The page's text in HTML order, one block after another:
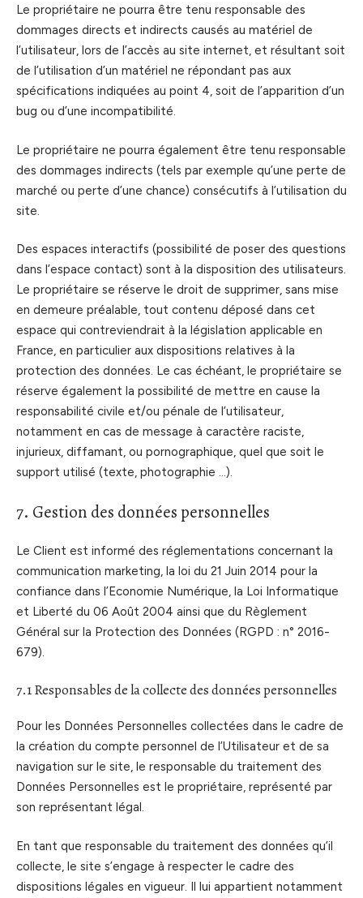
Le propriétaire ne pourra être tenu responsable des
dommages directs et indirects causés au matériel de
l’utilisateur, lors de l’accès au site internet, et résultant soit
de l’utilisation d’un matériel ne répondant pas aux
spécifications indiquées au point 4, soit de l’apparition d’un
bug ou d’une incompatibilité.
Le propriétaire ne pourra également être tenu responsable
des dommages indirects (tels par exemple qu’une perte de
marché ou perte d’une chance) consécutifs à l’utilisation du
site.
Des espaces interactifs (possibilité de poser des questions
dans l’espace contact) sont à la disposition des utilisateurs.
Le propriétaire se réserve le droit de supprimer, sans mise
en demeure préalable, tout contenu déposé dans cet
espace qui contreviendrait à la législation applicable en
France, en particulier aux dispositions relatives à la
protection des données. Le cas échéant, le propriétaire se
réserve également la possibilité de mettre en cause la
responsabilité civile et/ou pénale de l’utilisateur,
notamment en cas de message à caractère raciste,
injurieux, diffamant, ou pornographique, quel que soit le
support utilisé (texte, photographie …).
7. Gestion des données personnelles
Le Client est informé des réglementations concernant la
communication marketing, la loi du 21 Juin 2014 pour la
confiance dans l’Economie Numérique, la Loi Informatique
et Liberté du 06 Août 2004 ainsi que du Règlement
Général sur la Protection des Données (RGPD : n° 2016-
679).
7.1 Responsables de la collecte des données personnelles
Pour les Données Personnelles collectées dans le cadre de
la création du compte personnel de l’Utilisateur et de sa
navigation sur le site, le responsable du traitement des
Données Personnelles est le propriétaire, représenté par
son représentant légal.
En tant que responsable du traitement des données qu’il
collecte, le site s’engage à respecter le cadre des
dispositions légales en vigueur. Il lui appartient notamment